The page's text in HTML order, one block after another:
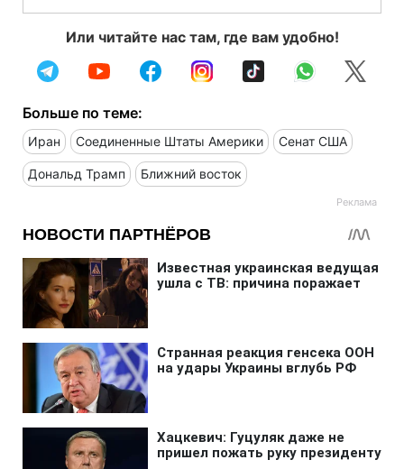
Или читайте нас там, где вам удобно!
Больше по теме:
Иран Соединенные Штаты Америки Сенат США
Дональд Трамп Ближний восток